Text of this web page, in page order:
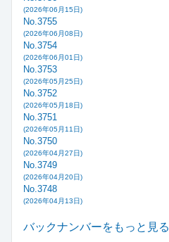
(2026年06月15日)
No.3755
(2026年06月08日)
No.3754
(2026年06月01日)
No.3753
(2026年05月25日)
No.3752
(2026年05月18日)
No.3751
(2026年05月11日)
No.3750
(2026年04月27日)
No.3749
(2026年04月20日)
No.3748
(2026年04月13日)
バックナンバーをもっと見る